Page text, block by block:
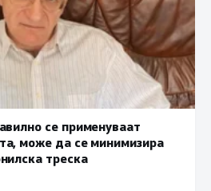
се применуваат
може да се минимизира
треска